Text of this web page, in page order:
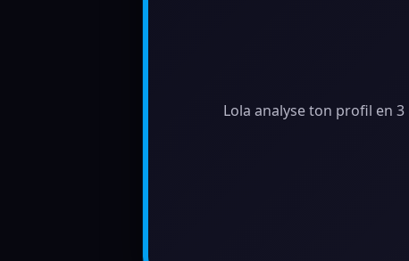
Lola analyse ton profil en